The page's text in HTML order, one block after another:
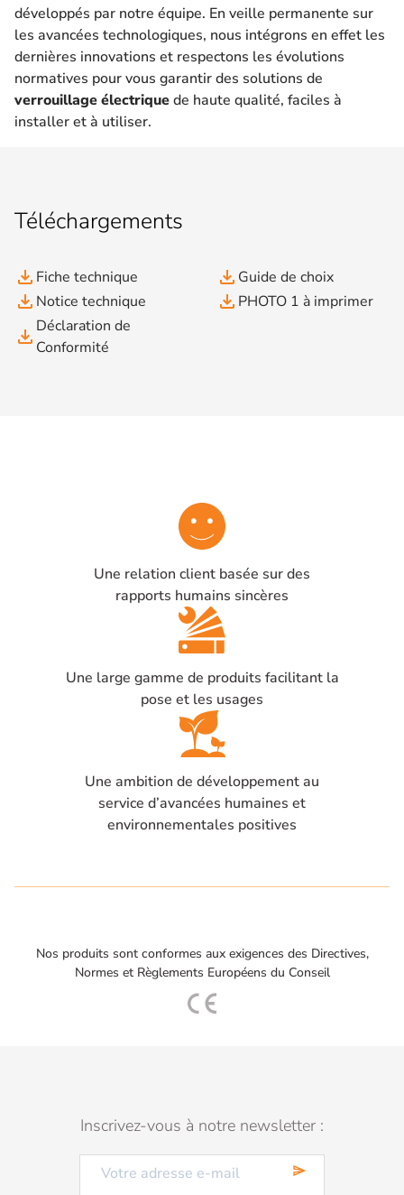
développés par notre équipe. En veille permanente sur
les avancées technologiques, nous intégrons en effet les
dernières innovations et respectons les évolutions
normatives pour vous garantir des solutions de
verrouillage électriquede haute qualité, faciles à
installer et à utiliser.
Téléchargements
file_download Fiche technique
file_download Notice technique
file_download Déclaration de
Conformité
file_download Guide de choix
file_download PHOTO 1 à imprimer
Une relation client basée sur des
rapports humains sincères
Une large gamme de produits facilitant la
pose et les usages
Une ambition de développement au
service d’avancées humaines et
environnementales positives
Nos produits sont conformes aux exigences des Directives,
Normes et Règlements Européens du Conseil
Inscrivez-vous à notre newsletter :
send